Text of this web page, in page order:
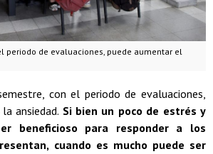
periodo de evaluaciones, puede aumentar el
con el periodo de evaluaciones,
ansiedad. Si bien un poco de estrés y
beneficioso para responder a los
cuando es mucho puede ser